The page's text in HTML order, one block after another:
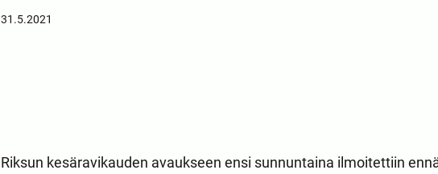
31.5.2021
Riksun kesäravikauden avaukseen ensi sunnuntaina ilmoitettiin